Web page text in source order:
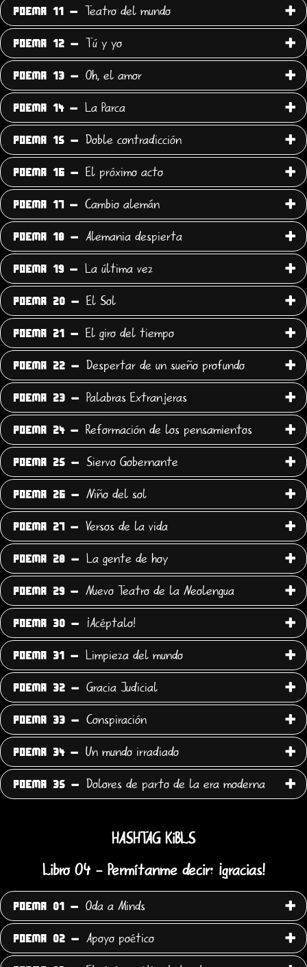
POEMA 11 - Teatro del mundo
POEMA 12 - Tú y yo
POEMA 13 - Oh, el amor
POEMA 14 - La Parca
POEMA 15 - Doble contradicción
POEMA 16 - El próximo acto
POEMA 17 - Cambio alemán
POEMA 18 - Alemania despierta
POEMA 19 - La última vez
POEMA 20 - El Sol
POEMA 21 - El giro del tiempo
POEMA 22 - Despertar de un sueño profundo
POEMA 23 - Palabras Extranjeras
POEMA 24 - Reformación de los pensamientos
POEMA 25 - Siervo Gobernante
POEMA 26 - Niño del sol
POEMA 27 - Versos de la vida
POEMA 28 - La gente de hoy
POEMA 29 - Nuevo Teatro de la Neolengua
POEMA 30 - ¡Acéptalo!
POEMA 31 - Limpieza del mundo
POEMA 32 - Gracia Judicial
POEMA 33 - Conspiración
POEMA 34 - Un mundo irradiado
POEMA 35 - Dolores de parto de la era moderna
HASHTAG KiBLS
Libro 04 - Permítanme decir: ¡gracias!
POEMA 01 - Oda a Minds
POEMA 02 - Apoyo poético